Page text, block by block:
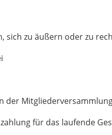
sich zu äußern oder zu
der
für das laufende